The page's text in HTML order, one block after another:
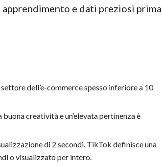
apprendimento e dati preziosi prima
dell’e-commerce spesso inferiore a 10
creatività e un’elevata pertinenza è
di 2 secondi. TikTok definisce una
o visualizzato per intero.